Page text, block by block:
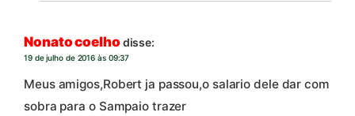
Nonato coelho disse:
19 de julho de 2016 às 09:37
Meus amigos,Robert ja passou,o salario dele dar com
sobra para o Sampaio trazer